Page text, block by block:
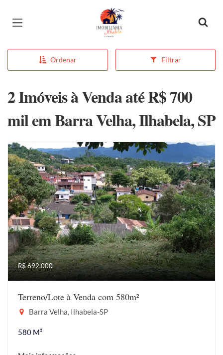
Página inicial
Ordenar Filtrar
2 Imóveis à Venda até R$ 700
mil em Barra Velha, Ilhabela, SP
R$ 692.000
Terreno/Lote à Venda com 580m²
Barra Velha, Ilhabela-SP
580 M²